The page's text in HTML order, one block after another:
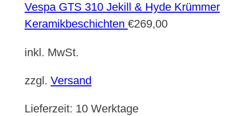
Vespa GTS 310 Jekill & Hyde Krümmer
Keramikbeschichten €269,00
inkl. MwSt.
zzgl. Versand
Lieferzeit: 10 Werktage